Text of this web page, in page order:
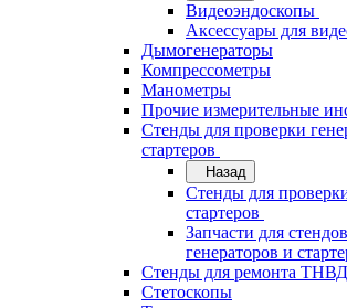
Видеоэндоскопы
Аксессуары для
Дымогенераторы
Компрессометры
Манометры
Прочие измерительные
Стенды для проверки
стартеров
Назад
Стенды для
стартеров
Запчасти для
генераторов и
Стенды для ремонта ТНВД
Стетоскопы